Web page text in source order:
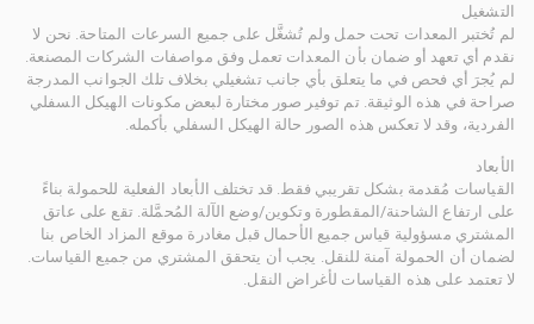
التشغيل
لم تُختبر المعدات تحت حمل ولم تُشغَّل على جميع السرعات المتاحة. نحن لا
نقدم أي تعهد أو ضمان بأن المعدات تعمل وفق مواصفات الشركات المصنعة.
لم يُجرَ أي فحص في ما يتعلق بأي جانب تشغيلي بخلاف تلك الجوانب المدرجة
صراحة في هذه الوثيقة. تم توفير صور مختارة لبعض مكونات الهيكل السفلي
الفردية، وقد لا تعكس هذه الصور حالة الهيكل السفلي بأكمله.
الأبعاد
القياسات مُقدمة بشكل تقريبي فقط. قد تختلف الأبعاد الفعلية للحمولة بناءً
على ارتفاع الشاحنة/المقطورة وتكوين/وضع الآلة المُحمَّلة. تقع على عاتق
المشتري مسؤولية قياس جميع الأحمال قبل مغادرة موقع المزاد الخاص بنا
لضمان أن الحمولة آمنة للنقل. يجب أن يتحقق المشتري من جميع القياسات.
لا تعتمد على هذه القياسات لأغراض النقل.